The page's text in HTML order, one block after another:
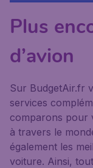
Plus
d’avion
Sur BudgetAir.fr
services
comparons pour
à travers le
également les
voiture. Ainsi,